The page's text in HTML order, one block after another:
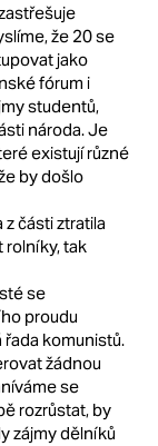
že 20 se
jako
fórum i
studentů,
národa. Je
existují různé
by došlo
části ztratila
rolníky, tak
se
proudu
komunistů.
žádnou
se
rozrůstat, by
zájmy dělníků